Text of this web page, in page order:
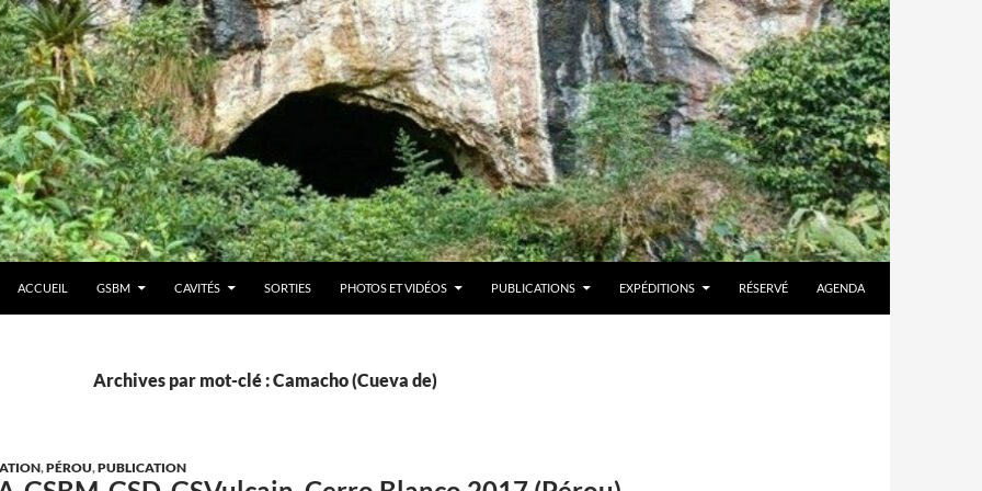
ACCUEIL GSBM CAVITÉS SORTIES PHOTOS ET VIDÉOS PUBLICATIONS EXPÉDITIONS RÉSERVÉ AGENDA
Archives par mot-clé : Camacho (Cueva de)
,PÉROU,PUBLICATION